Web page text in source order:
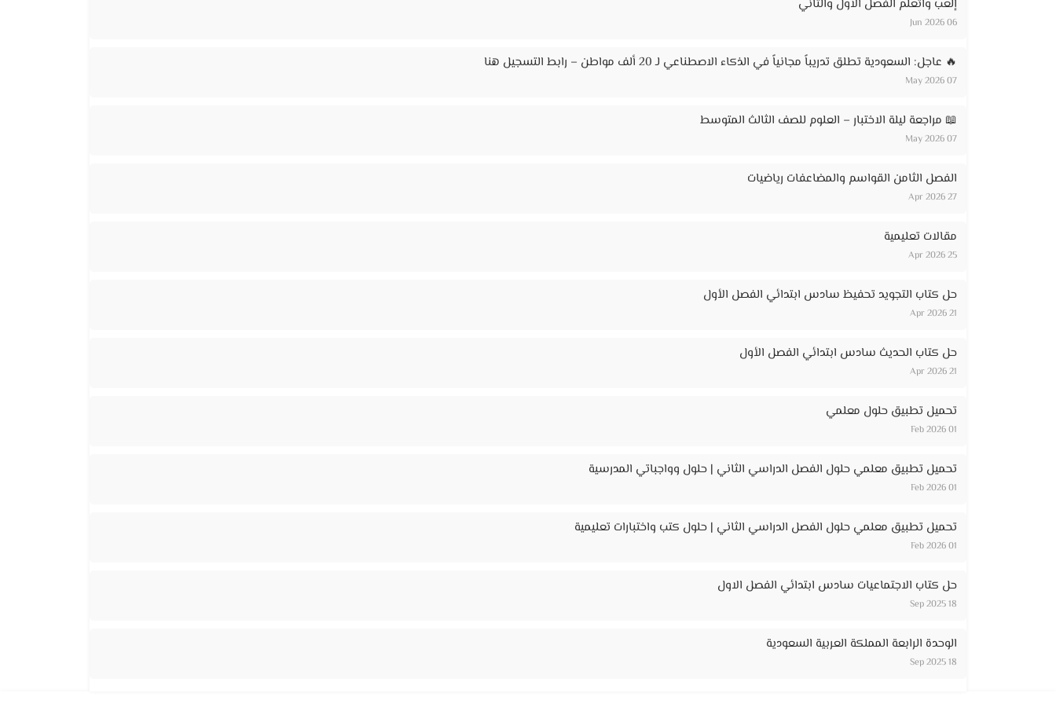
إلعب واتعلم الفصل الاول والثاني
06 Jun 2026
🔥 عاجل: السعودية تطلق تدريباً مجانياً في الذكاء الاصطناعي لـ 20 ألف مواطن – رابط التسجيل هنا
07 May 2026
📖 مراجعة ليلة الاختبار – العلوم للصف الثالث المتوسط
07 May 2026
الفصل الثامن القواسم والمضاعفات رياضيات
27 Apr 2026
مقالات تعليمية
25 Apr 2026
حل كتاب التجويد تحفيظ سادس ابتدائي الفصل الأول
21 Apr 2026
حل كتاب الحديث سادس ابتدائي الفصل الأول
21 Apr 2026
تحميل تطبيق حلول معلمي
01 Feb 2026
تحميل تطبيق معلمي حلول الفصل الدراسي الثاني | حلول وواجباتي المدرسية
01 Feb 2026
تحميل تطبيق معلمي حلول الفصل الدراسي الثاني | حلول كتب واختبارات تعليمية
01 Feb 2026
حل كتاب الاجتماعيات سادس ابتدائي الفصل الاول
18 Sep 2025
الوحدة الرابعة المملكة العربية السعودية
18 Sep 2025